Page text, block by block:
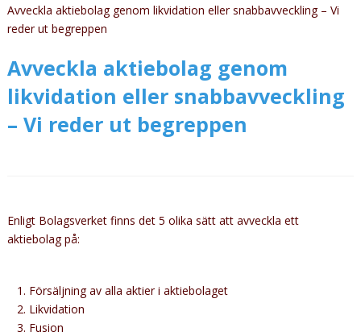
Avveckla aktiebolag genom likvidation eller snabbavveckling – Vi
reder ut begreppen
Avveckla aktiebolag genom
likvidation eller snabbavveckling
– Vi reder ut begreppen
Enligt Bolagsverket finns det 5 olika sätt att avveckla ett
aktiebolag på:
Försäljning av alla aktier i aktiebolaget
Likvidation
Fusion